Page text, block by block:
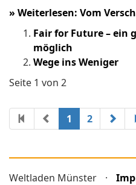
»Weiterlesen: Vom
Fair for Future – ein
möglich
Wege ins Weniger
Seite 1 von 2
1 2
Weltladen Münster ·